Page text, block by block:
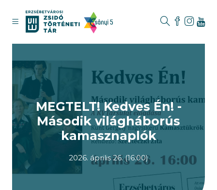
MEGTELT! Kedves Én! -
Második világháborús
kamasznaplók
2026. április 26. (16:00)